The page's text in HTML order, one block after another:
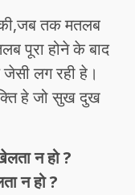
तक मतलब
पूरा होने के बाद
लग रही हे।
हे जो सुख दुख
न हो ?
न हो ?